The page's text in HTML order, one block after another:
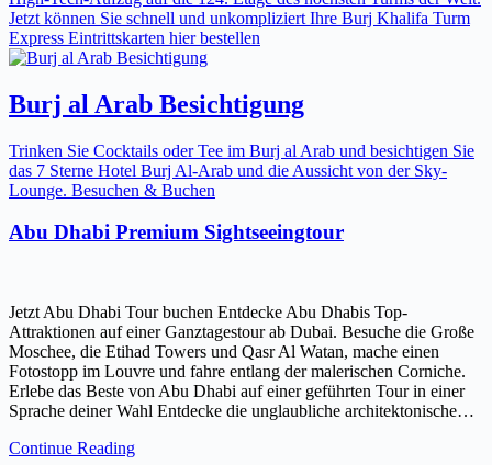
Jetzt können Sie schnell und unkompliziert Ihre Burj Khalifa Turm
Express Eintrittskarten hier bestellen
Burj al Arab Besichtigung
Trinken Sie Cocktails oder Tee im Burj al Arab und besichtigen Sie
das 7 Sterne Hotel Burj Al-Arab und die Aussicht von der Sky-
Lounge. Besuchen & Buchen
Abu Dhabi Premium Sightseeingtour
Jetzt Abu Dhabi Tour buchen Entdecke Abu Dhabis Top-
Attraktionen auf einer Ganztagestour ab Dubai. Besuche die Große
Moschee, die Etihad Towers und Qasr Al Watan, mache einen
Fotostopp im Louvre und fahre entlang der malerischen Corniche.
Erlebe das Beste von Abu Dhabi auf einer geführten Tour in einer
Sprache deiner Wahl Entdecke die unglaubliche architektonische…
Continue Reading